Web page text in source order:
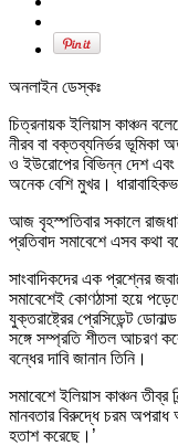
অনলাইন ডেস্কঃ
চিত্রনায়ক ইলিয়াস কাঞ্চন
নীরব বা বক্তব্যনির্ভর
ও ইউরোপের বিভিন্ন দেশ এবং
অনেক বেশি মুখর।
আজ বৃহস্পতিবার সকালে
প্রতিবাদ সমাবেশে এসব কথা
সাংবাদিকদের এক প্রশ্নের
সমাবেশেই কোণঠাসা হয়ে
যুক্তরাষ্ট্রের প্রেসিডেন্ট
সঙ্গে সম্প্রতি শীতল আচরণ
বন্ধের দাবি জানান তিনি।
সমাবেশে ইলিয়াস কাঞ্চন তীব্র
মানবতার বিরুদ্ধে চরম অপরাধ
হতাশ করেছে।’